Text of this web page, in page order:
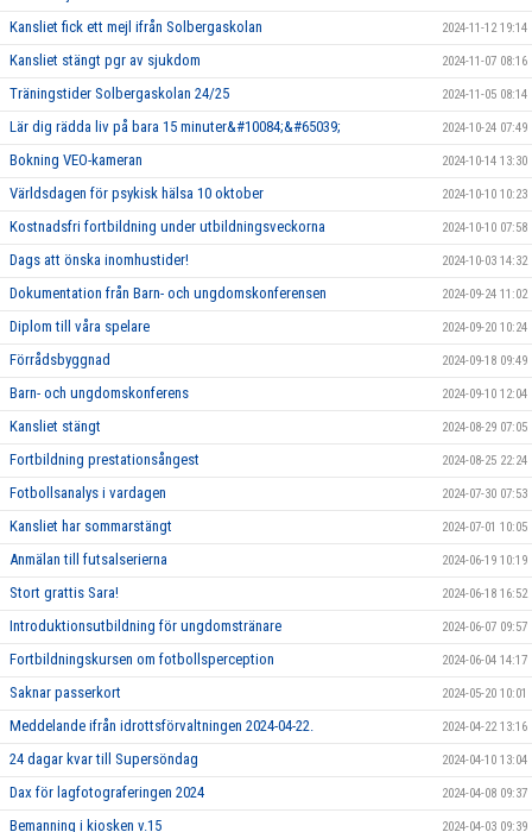
Kansliet fick ett mejl ifrån Solbergaskolan 2024-11-12 19:14
Kansliet stängt pgr av sjukdom 2024-11-07 08:16
Träningstider Solbergaskolan 24/25 2024-11-05 08:14
Lär dig rädda liv på bara 15 minuter&#10084;&#65039; 2024-10-24 07:49
Bokning VEO-kameran 2024-10-14 13:30
Världsdagen för psykisk hälsa 10 oktober 2024-10-10 10:23
Kostnadsfri fortbildning under utbildningsveckorna 2024-10-10 07:58
Dags att önska inomhustider! 2024-10-03 14:32
Dokumentation från Barn- och ungdomskonferensen 2024-09-24 11:02
Diplom till våra spelare 2024-09-20 10:24
Förrådsbyggnad 2024-09-18 09:49
Barn- och ungdomskonferens 2024-09-10 12:04
Kansliet stängt 2024-08-29 07:05
Fortbildning prestationsångest 2024-08-25 22:24
Fotbollsanalys i vardagen 2024-07-30 07:53
Kansliet har sommarstängt 2024-07-01 10:05
Anmälan till futsalserierna 2024-06-19 10:19
Stort grattis Sara! 2024-06-18 16:52
Introduktionsutbildning för ungdomstränare 2024-06-07 09:57
Fortbildningskursen om fotbollsperception 2024-06-04 14:17
Saknar passerkort 2024-05-20 10:01
Meddelande ifrån idrottsförvaltningen 2024-04-22. 2024-04-22 13:16
24 dagar kvar till Supersöndag 2024-04-10 13:04
Dax för lagfotograferingen 2024 2024-04-08 09:37
Bemanning i kiosken v.15 2024-04-03 09:39